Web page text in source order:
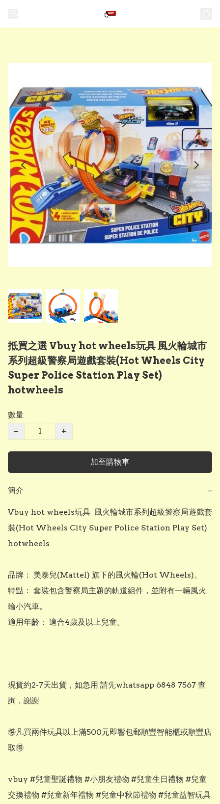
抵買之選 Vbuy hot wheels玩具 風火輪城市
系列超級警察局遊戲套裝(Hot Wheels City
Super Police Station Play Set)
hotwheels
數量
−
+
加至購物車
簡介 −
Vbuy hot wheels玩具  風火輪城市系列超級警察局遊戲套
裝(Hot Wheels City Super Police Station Play Set)
hotwheels
品牌： 美泰兒(Mattel) 旗下的風火輪(Hot Wheels)。
特點： 套裝包含警察局主題的軌道組件，並附有一輛風火
輪小汽車。
適用年齡： 適合4歲及以上兒童。
現貨約2-7天出貨，如急用 請先whatsapp 6848 7567 查
詢，謝謝
🉐凡買兩件玩具以上滿500元即響包郵順豐智能櫃或順豐店
取🉐
vbuy #兒童聖誕禮物 #小朋友禮物 #兒童生日禮物 #兒童
交換禮物 #兒童新年禮物 #兒童中秋節禮物 #兒童益智玩具